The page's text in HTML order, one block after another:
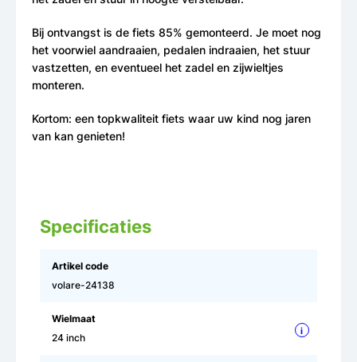
Bij ontvangst is de fiets 85% gemonteerd. Je moet nog
het voorwiel aandraaien, pedalen indraaien, het stuur
vastzetten, en eventueel het zadel en zijwieltjes
monteren.
Kortom: een topkwaliteit fiets waar uw kind nog jaren
van kan genieten!
Specificaties
Artikel code
volare-24138
Wielmaat
24 inch
i